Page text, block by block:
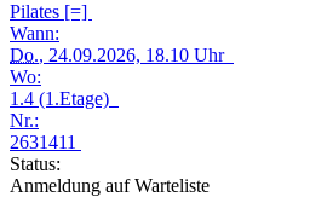
Pilates [=]
Wann:
Do., 24.09.2026, 18.10 Uhr
Wo:
1.4 (1.Etage)
Nr.:
2631411
Status:
Anmeldung auf Warteliste